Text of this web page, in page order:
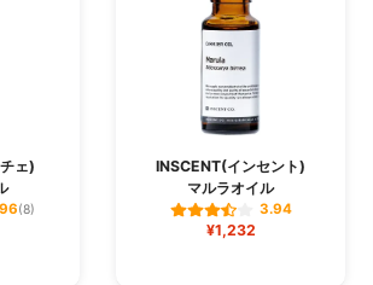
ェ)
(8)
INSCENT(インセント)
マルラオイル
3.94
¥1,232